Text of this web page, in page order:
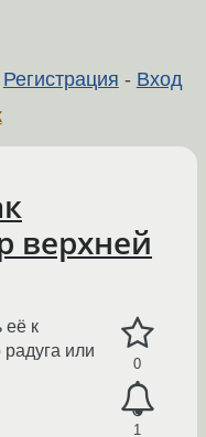
Регистрация - Вход
верхней
0
1
её к
радуга или